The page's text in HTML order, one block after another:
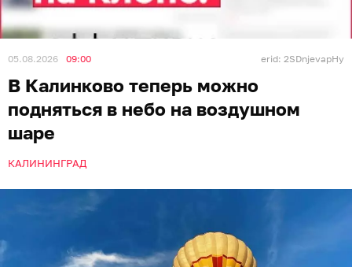
05.08.2026 09:00 erid: 2SDnjevapHy
В Калинково теперь можно
подняться в небо на воздушном
шаре
КАЛИНИНГРАД